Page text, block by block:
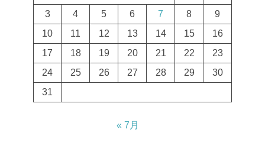
3
4 5 6 7 8
9
10
11 12 13 14 15
16
17
18 19 20 21 22
23
24
25 26 27 28 29
30
31
« 7月